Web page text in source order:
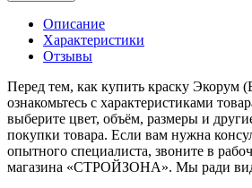
Описание
Характеристики
Отзывы
Перед тем, как купить краску Экорум
ознакомьтесь с характеристиками
выберите цвет, объём, размеры и
покупки товара. Если вам нужна
опытного специалиста, звоните в
магазина «СТРОЙЗОНА». Мы ради